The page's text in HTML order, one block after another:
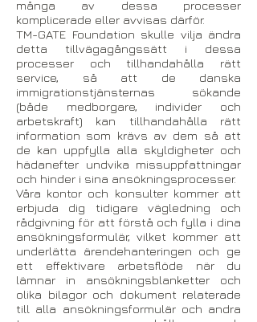
många av dessa processer
komplicerade eller avvisas därför.
TM-GATE Foundation skulle vilja ändra
detta tillvägagångssätt i dessa
processer och tillhandahålla rätt
service, så att de danska
immigrationstjänsternas sökande
(både medborgare, individer och
arbetskraft) kan tillhandahålla rätt
information som krävs av dem så att
de kan uppfylla alla skyldigheter och
hädanefter undvika missuppfattningar
och hinder i sina ansökningsprocesser.
Våra kontor och konsulter kommer att
erbjuda dig tidigare vägledning och
rådgivning för att förstå och fylla i dina
ansökningsformulär, vilket kommer att
underlätta ärendehanteringen och ge
ett effektivare arbetsflöde när du
lämnar in ansökningsblanketter och
olika bilagor och dokument relaterade
till alla ansökningsformulär och andra